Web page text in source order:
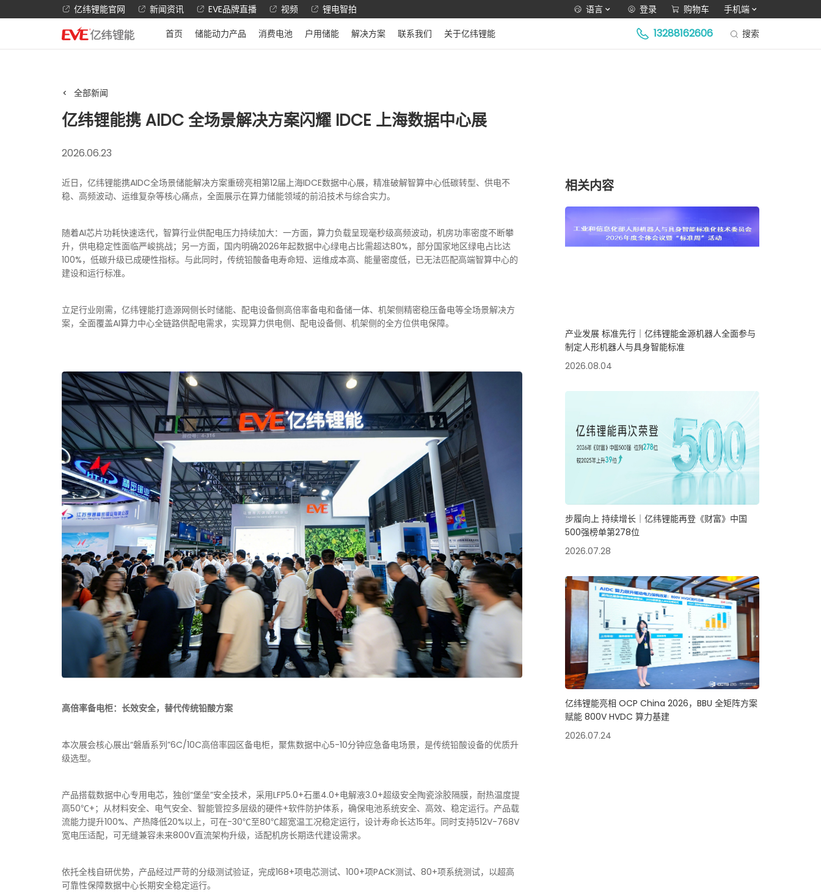
亿纬锂能官网 新闻资讯 EVE品牌直播 视频 锂电智拍 语言 登录 购物车
手机端
首页
储能动力产品 消费电池 户用储能 解决方案 联系我们 关于亿纬锂能 13288162606 搜索
全部新闻
亿纬锂能携 AIDC 全场景解决方案闪耀 IDCE 上海数据中心展
2026.06.23
近日，亿纬锂能携AIDC全场景储能解决方案重磅亮相第12届上海IDCE数据中心展，精准破解智算中心低碳转型、供电不
稳、高频波动、运维复杂等核心痛点，全面展示在算力储能领域的前沿技术与综合实力。
随着AI芯片功耗快速迭代，智算行业供配电压力持续加大：一方面，算力负载呈现毫秒级高频波动，机房功率密度不断攀
升，供电稳定性面临严峻挑战；另一方面，国内明确2026年起数据中心绿电占比需超达80%，部分国家地区绿电占比达
100%，低碳升级已成硬性指标。与此同时，传统铅酸备电寿命短、运维成本高、能量密度低，已无法匹配高端智算中心的
建设和运行标准。
立足行业刚需，亿纬锂能打造源网侧长时储能、配电设备侧高倍率备电和备储一体、机架侧精密稳压备电等全场景解决方
案，全面覆盖AI算力中心全链路供配电需求，实现算力供电侧、配电设备侧、机架侧的全方位供电保障。
高倍率备电柜：长效安全，替代传统铅酸方案
本次展会核心展出“磐盾系列”6C/10C高倍率园区备电柜，聚焦数据中心5-10分钟应急备电场景，是传统铅酸设备的优质升
级选型。
产品搭载数据中心专用电芯，独创“堡垒”安全技术，采用LFP5.0+石墨4.0+电解液3.0+超级安全陶瓷涂胶隔膜，耐热温度提
高50℃+；从材料安全、电气安全、智能管控多层级的硬件+软件防护体系，确保电池系统安全、高效、稳定运行。产品载
流能力提升100%、产热降低20%以上，可在-30℃至80℃超宽温工况稳定运行，设计寿命长达15年。同时支持512V-768V
宽电压适配，可无缝兼容未来800V直流架构升级，适配机房长期迭代建设需求。
依托全栈自研优势，产品经过严苛的分级测试验证，完成168+项电芯测试、100+项PACK测试、80+项系统测试，以超高
可靠性保障数据中心长期安全稳定运行。
相关内容
产业发展 标准先行｜亿纬锂能金源机器人全面参与
制定人形机器人与具身智能标准
2026.08.04
步履向上 持续增长｜亿纬锂能再登《财富》中国
500强榜单第278位
2026.07.28
亿纬锂能亮相 OCP China 2026，BBU 全矩阵方案
赋能 800V HVDC 算力基建
2026.07.24